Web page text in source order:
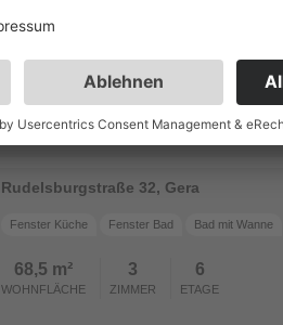
Seydelstraße 6, Gera
Einbauküche Fenster Küche Bad mit Wanne
75,02 m²
WOHNFLÄCHE
3
ZIMMER
3
ETAGE
Rudelsburgstraße 32, Gera
Fenster Küche Fenster Bad Bad mit Wanne
68,5 m²
WOHNFLÄCHE
3
ZIMMER
6
ETAGE